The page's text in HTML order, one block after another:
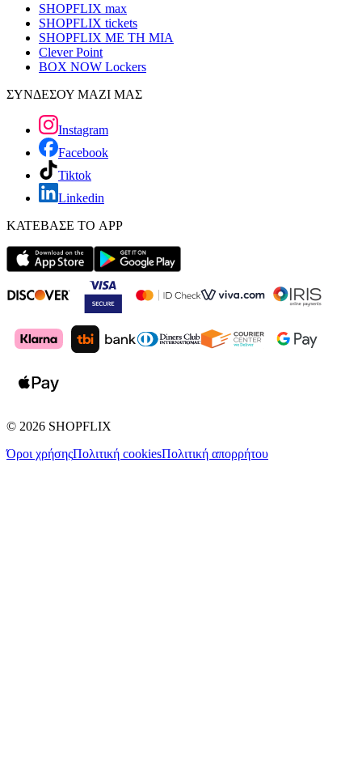
SHOPFLIX max
SHOPFLIX tickets
SHOPFLIX ΜΕ ΤΗ ΜΙΑ
Clever Point
BOX NOW Lockers
ΣΥΝΔΕΣΟΥ ΜΑΖΙ ΜΑΣ
Instagram
Facebook
Tiktok
Linkedin
ΚΑΤΕΒΑΣΕ ΤΟ APP
© 2026 SHOPFLIX
Όροι χρήσηςΠολιτική cookiesΠολιτική απορρήτου